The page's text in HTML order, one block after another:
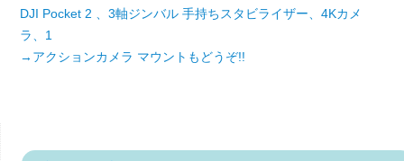
DJI Pocket 2 、3軸ジンバル 手持ちスタビライザー、4Kカメ
ラ、1
→アクションカメラ マウントもどうぞ!!